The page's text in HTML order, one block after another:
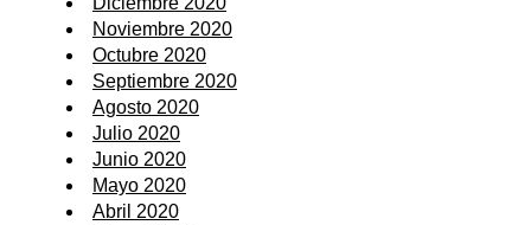
Noviembre 2020
Octubre 2020
Septiembre 2020
Agosto 2020
Julio 2020
Junio 2020
Mayo 2020
Abril 2020